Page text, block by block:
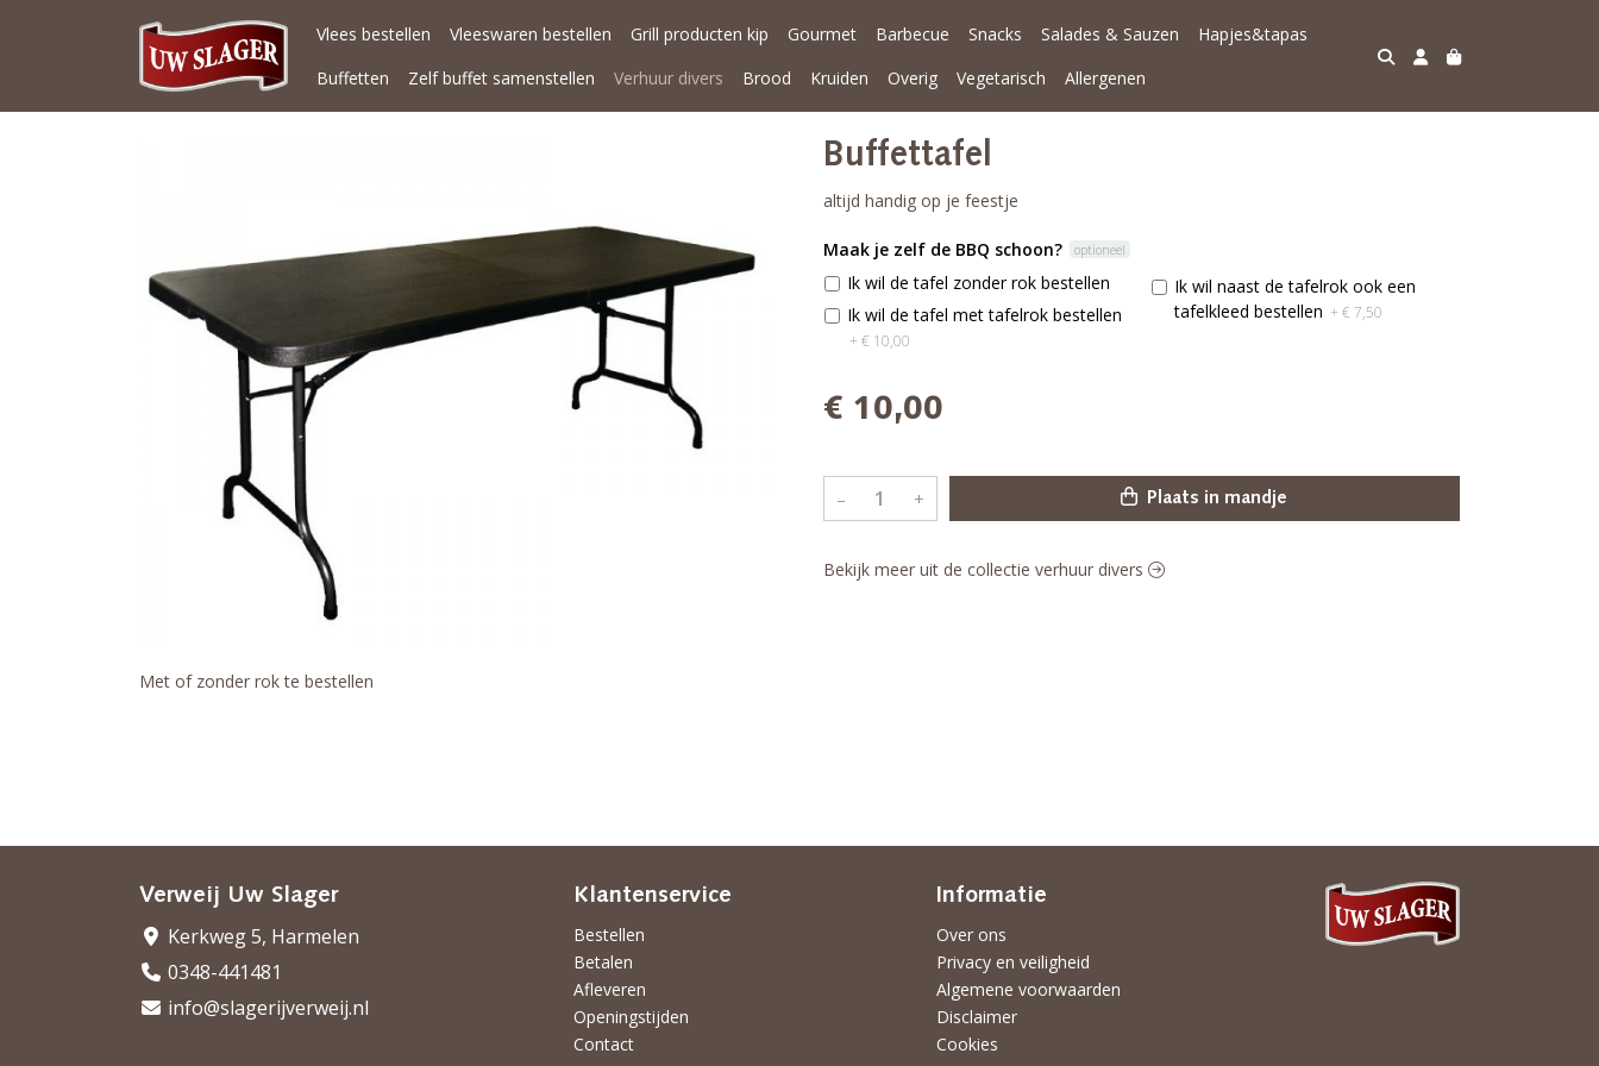
Vlees bestellen Vleeswaren bestellen Grill producten kip Gourmet Barbecue Snacks Salades & Sauzen
Hapjes&tapas
Buffetten
Zelf buffet samenstellen Verhuur divers Brood Kruiden Overig Vegetarisch Allergenen
Met of zonder rok te bestellen
Buffettafel
altijd handig op je feestje
Maak je zelf de BBQ schoon? optioneel
Ik wil de tafel zonder rok bestellen
Ik wil de tafel met tafelrok bestellen
+ € 10,00
Ik wil naast de tafelrok ook een
tafelkleed bestellen + € 7,50
€ 10,00
– + Plaats in mandje
Bekijk meer uit de collectie verhuur divers
Verweij Uw Slager
Kerkweg 5, Harmelen
0348-441481
info@slagerijverweij.nl
Klantenservice
Bestellen
Betalen
Afleveren
Openingstijden
Contact
Informatie
Over ons
Privacy en veiligheid
Algemene voorwaarden
Disclaimer
Cookies